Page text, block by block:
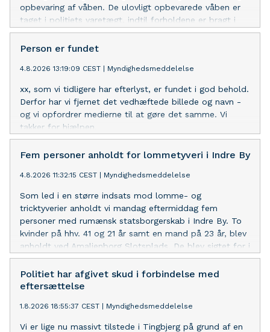
opbevaring af våben. De ulovligt opbevarede våben er
taget i politiets varetægt, indtil forholdene er bragt i
orden. En overtrædelse af våbenloven kan bl.a.
medføre, at man mister retten til at besidde våben,
Person er fundet
4.8.2026 13:19:09 CEST Myndighedsmeddelelse
xx, som vi tidligere har efterlyst, er fundet i god behold.
Derfor har vi fjernet det vedhæftede billede og navn -
og vi opfordrer medierne til at gøre det samme. Vi
takker for hjælpen.
Fem personer anholdt for lommetyveri i Indre By
4.8.2026 11:32:15 CEST Myndighedsmeddelelse
Som led i en større indsats mod lomme- og
tricktyverier anholdt vi mandag eftermiddag fem
personer med rumænsk statsborgerskab i Indre By. To
kvinder på hhv. 41 og 21 år samt en mand på 23 år, blev
anholdt ved Amalienborg Slotsplads. De blev sigtet for i
forening at have stjålet fra en persons taske. Kort efter
blev yderligere to mænd på 33 og 40 år, anholdt ved
Nyhavn for præcis samme forseelse. Alle fem personer
Københavns Byret.
Politiet har afgivet skud i forbindelse med
eftersættelse
1.8.2026 18:55:37 CEST Myndighedsmeddelelse
Vi er lige nu massivt tilstede i Tingbjerg på grund af en